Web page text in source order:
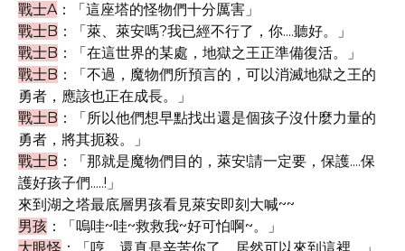
戰士A：「這座塔的怪物們十分厲害」
戰士B ：「萊、萊安嗎?我已經不行了，你....聽好。」
戰士B ：「在這世界的某處，地獄之王正準備復活。」
戰士B ：「不過，魔物們所預言的，可以消滅地獄之王的
勇者，應該也正在成長。」
戰士B ：「所以他們想早點找出還是個孩子沒什麼力量的
勇者，將其扼殺。」
戰士B ：「那就是魔物們目的，萊安!請一定要，保護....保
護好孩子們.....!」
來到湖之塔最底層男孩看見萊安即刻大喊~~
男孩 ：「嗚哇~哇~救救我~好可怕啊~。」